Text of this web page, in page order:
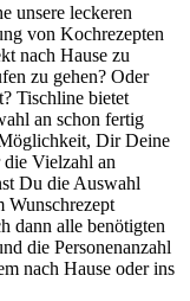
unsere leckeren
von Kochrezepten
nach Hause zu
zu gehen? Oder
Tischline bietet
an schon fertig
Dir Deine
die Vielzahl an
Du die Auswahl
Wunschrezept
dann alle benötigten
die Personenanzahl
nach Hause oder ins